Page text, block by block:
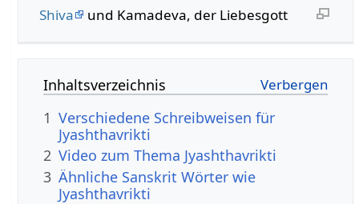
Shiva und Kamadeva, der Liebesgott
Inhaltsverzeichnis
1 Verschiedene Schreibweisen für
Jyashthavrikti
2 Video zum Thema Jyashthavrikti
3 Ähnliche Sanskrit Wörter wie
Jyashthavrikti